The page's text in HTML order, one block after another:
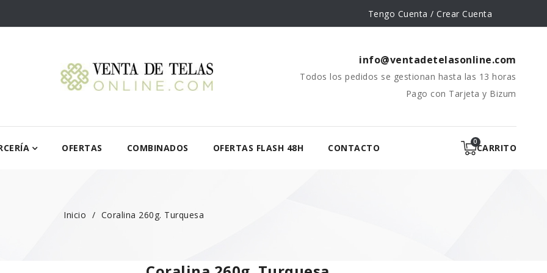
Tengo Cuenta / Crear Cuenta
info@ventadetelasonline.com
Todos los pedidos se gestionan hasta las 13 horas
Pago con Tarjeta y Bizum
OFERTAS COMBINADOS OFERTAS FLASH 48H CONTACTO CARRITO
Inicio Coralina 260g. Turquesa